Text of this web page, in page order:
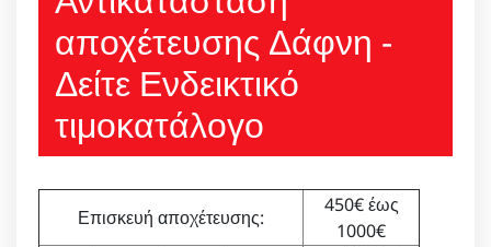
αποχέτευσης Δάφνη -
Δείτε Ενδεικτικό
τιμοκατάλογο
Επισκευή αποχέτευσης:
450€ έως
1000€